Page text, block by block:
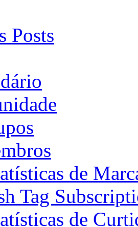
Posts
de
Tag
de